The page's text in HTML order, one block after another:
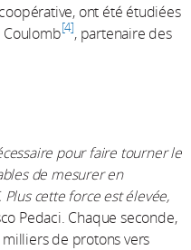
ont été étudiées
Coulomb 4 , partenaire des
pour faire tourner le
de mesurer en
cette force est élevée,
Pedaci. Chaque seconde,
milliers de protons vers